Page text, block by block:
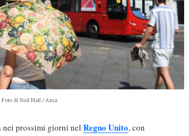
Foto di Neil Hall / Ansa
nei prossimi giorni nel Regno Unito, con